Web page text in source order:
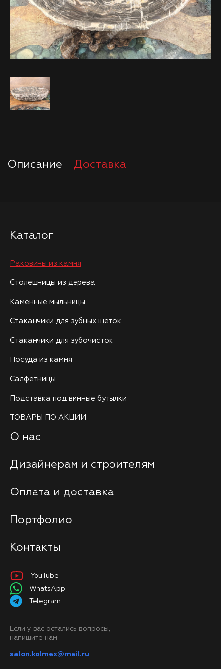
Описание Доставка
Каталог
Раковины из камня
Столешницы из дерева
Каменные мыльницы
Стаканчики для зубных щеток
Стаканчики для зубочисток
Посуда из камня
Салфетницы
Подставка под винные бутылки
ТОВАРЫ ПО АКЦИИ
О нас
Дизайнерам и строителям
Оплата и доставка
Портфолио
Контакты
YouTube
WhatsApp
Telegram
Если у вас остались вопросы,
напишите нам
salon.kolmex@mail.ru